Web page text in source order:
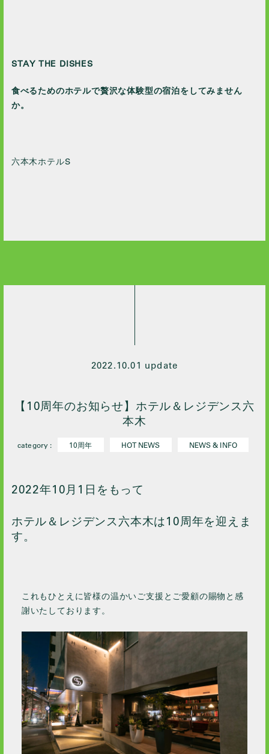
STAY THE DISHES
食べるためのホテルで贅沢な体験型の宿泊をしてみません
か。
六本木ホテルS
2022.10.01 update
【10周年のお知らせ】ホテル＆レジデンス六
本木
category : 10周年 HOT NEWS NEWS & INFO
2022年10月1日をもって
ホテル＆レジデンス六本木は10周年を迎えま
す。
これもひとえに皆様の温かいご支援とご愛顧の賜物と感
謝いたしております。